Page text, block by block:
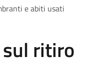
e abiti usati
ritiro